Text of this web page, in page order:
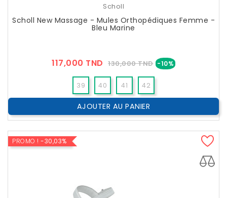
Scholl
Scholl New Massage - Mules Orthopédiques Femme -
Bleu Marine
117,000 TND Prix
Public
130,000 TND -10%Prix
39 40 41 42
AJOUTER AU PANIER
PROMO ! -30,03%